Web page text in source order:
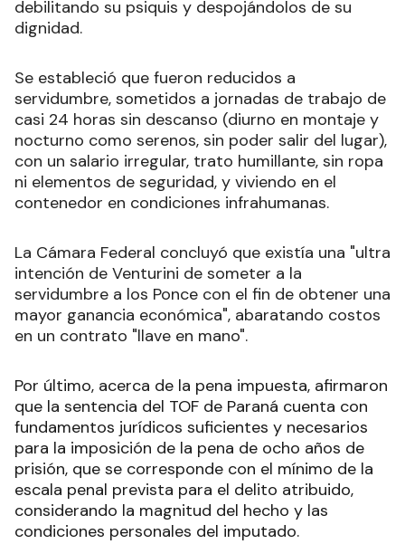
debilitando su psiquis y despojándolos de su
dignidad.
Se estableció que fueron reducidos a
servidumbre, sometidos a jornadas de trabajo de
casi 24 horas sin descanso (diurno en montaje y
nocturno como serenos, sin poder salir del lugar),
con un salario irregular, trato humillante, sin ropa
ni elementos de seguridad, y viviendo en el
contenedor en condiciones infrahumanas.
La Cámara Federal concluyó que existía una "ultra
intención de Venturini de someter a la
servidumbre a los Ponce con el fin de obtener una
mayor ganancia económica", abaratando costos
en un contrato "llave en mano".
Por último, acerca de la pena impuesta, afirmaron
que la sentencia del TOF de Paraná cuenta con
fundamentos jurídicos suficientes y necesarios
para la imposición de la pena de ocho años de
prisión, que se corresponde con el mínimo de la
escala penal prevista para el delito atribuido,
considerando la magnitud del hecho y las
condiciones personales del imputado.